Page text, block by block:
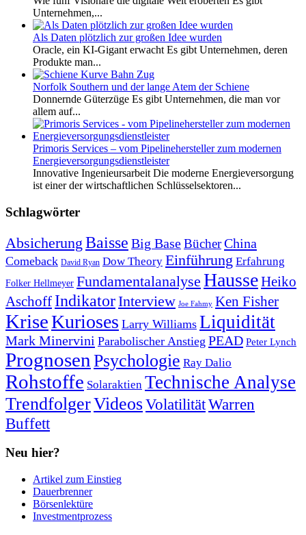
Unternehmen,...
Als Daten plötzlich zur großen Idee wurden
Oracle, ein KI-Gigant erwacht Es gibt Unternehmen, deren
Produkte man...
Norfolk Southern und der lange Atem der Schiene
Donnernde Güterzüge Es gibt Unternehmen, die man vor
allem auf...
Primoris Services – vom Pipelinehersteller zum modernen
Energieversorgungsdienstleister
Innovative Ingenieursarbeit Die moderne Energieversorgung
ist einer der wirtschaftlichen Schlüsselsektoren...
Schlagwörter
Absicherung Baisse Big BaseBücherChina
Comeback David Ryan Dow Theory Einführung Erfahrung
Folker Hellmeyer Fundamentalanalyse HausseHeiko
Aschoff IndikatorInterview Joe Fahmy Ken Fisher
KriseKurioses Larry Williams Liquidität
Mark Minervini Parabolischer Anstieg PEAD Peter Lynch
Prognosen Psychologie Ray Dalio
Rohstoffe Solaraktien Technische Analyse
TrendfolgerVideosVolatilitätWarren
Buffett
Neu hier?
Artikel zum Einstieg
Dauerbrenner
Börsenlektüre
Investmentprozess